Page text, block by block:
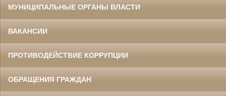
МУНИЦИПАЛЬНЫЕ ОРГАНЫ ВЛАСТИ
ВАКАНСИИ
ПРОТИВОДЕЙСТВИЕ КОРРУПЦИИ
ОБРАЩЕНИЯ ГРАЖДАН